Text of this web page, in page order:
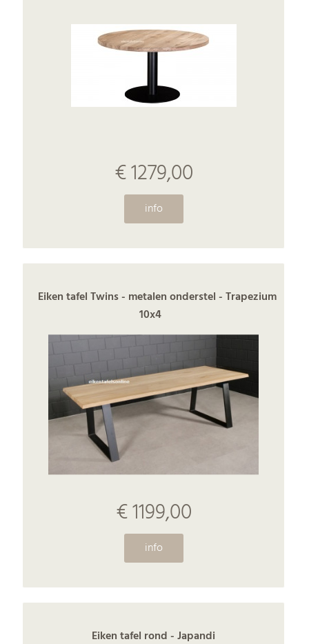
€ 1279,00
info
Eiken tafel Twins - metalen onderstel - Trapezium
10x4
€ 1199,00
info
Eiken tafel rond - Japandi